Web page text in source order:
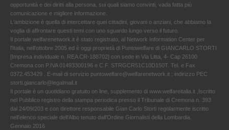
opportunità e dei diritti alla persona, sui quali siamo convinti, vada fatta più
comunicazione e migliore informazione.
L'ambizione è quella di intercettare quei cittadini, giovani o anziani, che abbiamo la
voglia di affrontare questi temi con uno sguardo lungo verso il futuro.
Il portale welfarenetwork.it è stato registrato, al Network Information Center per
l'Italia, nell’ottobre 2005 ed è oggi proprietà di Puntowelfare di GIANCARLO STORTI
[Impresa individuale n. REA CR-188702] con sede in Via Litta, 4- Cap 26100
Cremona con P.IVA 01493300196 e C.F. STRGCR51C10D150T. Tel. e Fax
0372.453429 . E-mail di servizio puntowelfare@welfarenetwork.it ; indirizzo PEC
storti.giancarlo@legalmail.it
Il portale è un quotidiano gratuito on line, supplemento di www.welfareitalia.it ,Iscritto
nel Pubblico registro della stampa periodica presso il Tribunale di Cremona n. 393
dal 24/09/203 e con direttore responsabile Gian Carlo Storti regolarmente iscritto
nell’elenco speciale dell’Albo tenuto dall’Ordine Giornalisti della Lombardia.
Gennaio 2016